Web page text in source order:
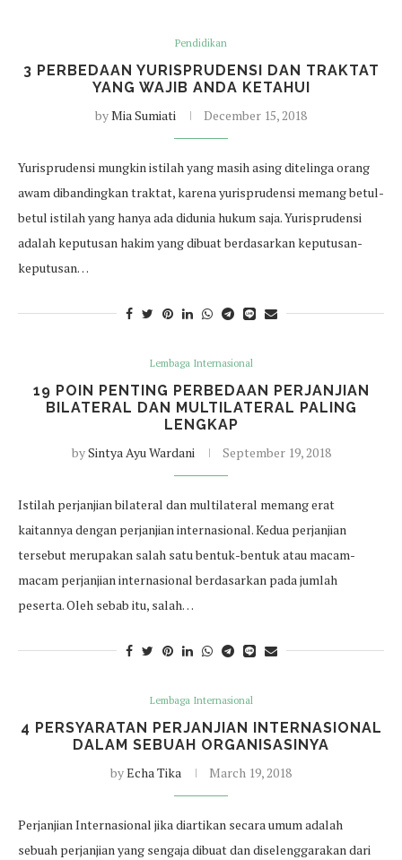
Pendidikan
3 PERBEDAAN YURISPRUDENSI DAN TRAKTAT
YANG WAJIB ANDA KETAHUI
byMia Sumiati December 15, 2018
Yurisprudensi mungkin istilah yang masih asing ditelinga orang
awam dibandingkan traktat, karena yurisprudensi memang betul-
betul istilah yang hanya ada didunia hukum saja. Yurisprudensi
adalah keputusan hakim yang dibuat berdasarkan keputusan-
keputusan…
Lembaga Internasional
19 POIN PENTING PERBEDAAN PERJANJIAN
BILATERAL DAN MULTILATERAL PALING
LENGKAP
bySintya Ayu Wardani September 19, 2018
Istilah perjanjian bilateral dan multilateral memang erat
kaitannya dengan perjanjian internasional. Kedua perjanjian
tersebut merupakan salah satu bentuk-bentuk atau macam-
macam perjanjian internasional berdasarkan pada jumlah
peserta. Oleh sebab itu, salah…
Lembaga Internasional
4 PERSYARATAN PERJANJIAN INTERNASIONAL
DALAM SEBUAH ORGANISASINYA
byEcha Tika March 19, 2018
Perjanjian Internasional jika diartikan secara umum adalah
sebuah perjanjian yang sengaja dibuat dan diselenggarakan dari